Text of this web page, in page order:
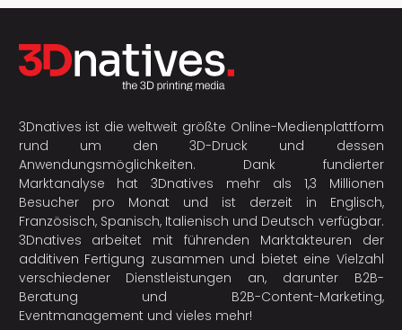
3Dnatives ist die weltweit größte Online-Medienplattform
rund um den 3D-Druck und dessen
Anwendungsmöglichkeiten. Dank fundierter
Marktanalyse hat 3Dnatives mehr als 1,3 Millionen
Besucher pro Monat und ist derzeit in Englisch,
Französisch, Spanisch, Italienisch und Deutsch verfügbar.
3Dnatives arbeitet mit führenden Marktakteuren der
additiven Fertigung zusammen und bietet eine Vielzahl
verschiedener Dienstleistungen an, darunter B2B-
Beratung und B2B-Content-Marketing,
Eventmanagement und vieles mehr!